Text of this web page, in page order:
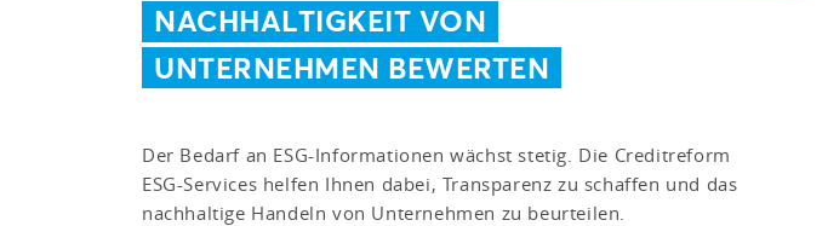
NACHHALTIGKEIT VON
UNTERNEHMEN BEWERTEN
Der Bedarf an ESG-Informationen wächst stetig. Die Creditreform
ESG-Services helfen Ihnen dabei, Transparenz zu schaffen und das
nachhaltige Handeln von Unternehmen zu beurteilen.